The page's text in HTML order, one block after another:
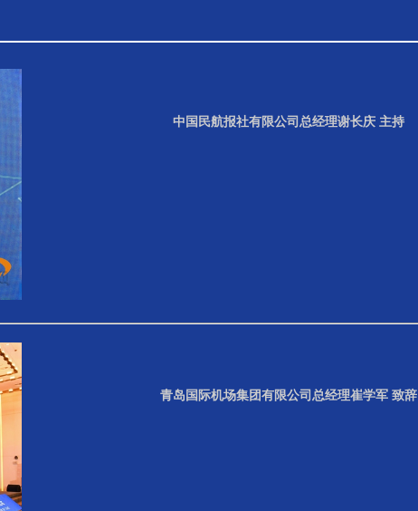
中国民航报社有限公司总经理谢长庆 主持
青岛国际机场集团有限公司总经理崔学军 致辞